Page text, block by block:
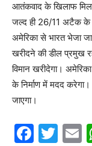
आतंकवाद के खिलाफ
जल्द ही 26/11 अटैक के
अमेरिका से भारत भेजा
खरीदने की डील प्रमुख
विमान खरीदेगा।
के निर्माण में मदद
जाएगा।
F
T